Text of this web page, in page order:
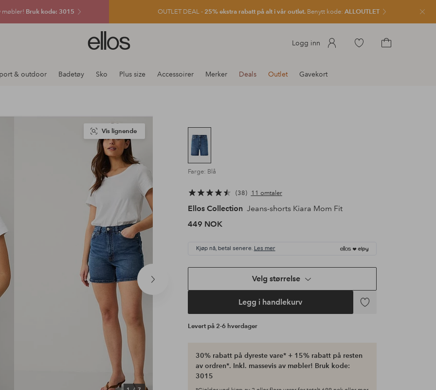
møbler! Bruk kode: 3015 OUTLET DEAL - 25% ekstra rabatt på alt i vår outlet. Benytt kode: ALLOUTLET Lukk
Ellos
logo
gå
Logg inn
Gå
& outdoor Badetøy Sko Plus size Accessoirer Merker Deals Outlet Gavekort
Neste
Vis lignende
Farge: Blå
38 11 omtaler
Ellos Collection Jeans-shorts Kiara Mom Fit
449 NOK
Kjøp nå, betal senere. Les mer
Velg størrelse
Legg i handlekurv
Legg
Levert på 2-6 hverdager
30% rabatt på dyreste vare* + 15% rabatt på resten
av ordren*. Inkl. massevis av møbler! Bruk kode:
3015